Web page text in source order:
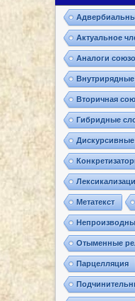
Актуальное
Аналоги
Вторичная
Гибридные
Метатекст
Отыменные
Парцелляция